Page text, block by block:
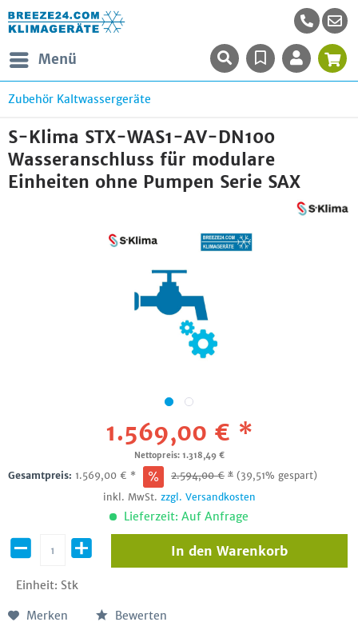
Menü
Zubehör Kaltwassergeräte
S-Klima STX-WAS1-AV-DN100
Wasseranschluss für modulare
Einheiten ohne Pumpen Serie SAX
1.569,00 € *
Nettopreis: 1.318,49 €
Gesamtpreis: 1.569,00 € * 2.594,00€ * (39,51% gespart)
inkl. MwSt. zzgl. Versandkosten
Lieferzeit: Auf Anfrage
Einheit: Stk
In den Warenkorb
Merken Bewerten